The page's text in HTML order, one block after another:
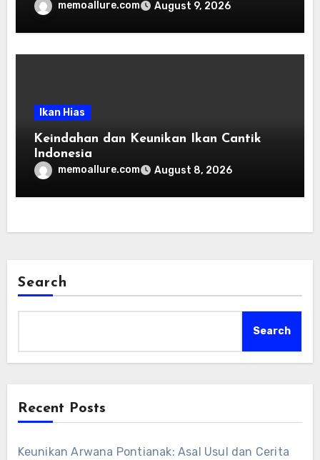
memoallure.com August 9, 2026
Ikan Hias
Keindahan dan Keunikan Ikan Cantik
Indonesia
memoallure.com August 8, 2026
Search
Search
Recent Posts
Keunikan Arwana Pontianak: Asal Usul dan Cerita